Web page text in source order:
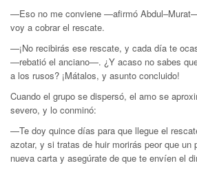
—Eso no me conviene —afirmó
voy a cobrar el rescate.
—¡No recibirás ese rescate, y cada día te
—rebatió el anciano—. ¿Y acaso no sabes
a los rusos? ¡Mátalos, y asunto concluido!
Cuando el grupo se dispersó, el amo se
severo, y lo conminó:
—Te doy quince días para que llegue el
azotar, y si tratas de huir morirás peor que un
nueva carta y asegúrate de que te envíen el